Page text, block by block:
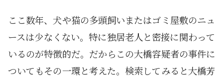
ここ数年、犬や猫の多頭飼いまたはゴミ屋敷のニュ
ースは少なくない。特に独居老人と密接に関わって
いるのが特徴的だ。だからこの大橋容疑者の事件に
ついてもその一環と考えた。検索してみると大橋芳